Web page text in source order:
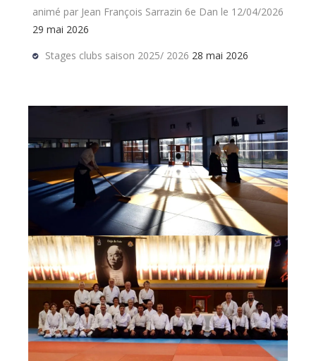
animé par Jean François Sarrazin 6e Dan le 12/04/2026
29 mai 2026
Stages clubs saison 2025/ 2026 28 mai 2026